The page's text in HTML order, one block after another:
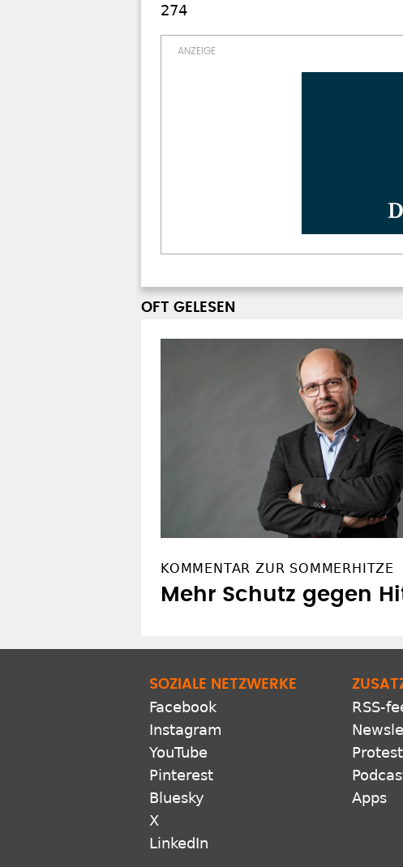
274
OFT GELESEN
KOMMENTAR ZUR SOMMERHITZE
Mehr Schutz gegen
SOZIALE NETZWERKE
Facebook
Instagram
YouTube
Pinterest
Bluesky
X
LinkedIn
RSS-
Apps